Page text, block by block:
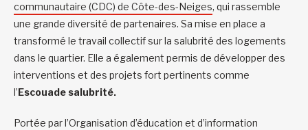
communautaire (CDC) de Côte-des-Neiges, qui rassemble
une grande diversité de partenaires. Sa mise en place a
transformé le travail collectif sur la salubrité des logements
dans le quartier. Elle a également permis de développer des
interventions et des projets fort pertinents comme
l’Escouade salubrité.
Portée par l’Organisation d’éducation et d’information